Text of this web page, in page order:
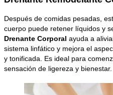
Después de comidas pesadas,
cuerpo puede retener líquidos y
Drenante Corporal ayuda a
sistema linfático y mejora el
y tonificada. Es ideal para
sensación de ligereza y bienestar.